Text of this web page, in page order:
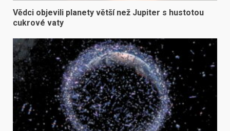
Vědci objevili planety větší než Jupiter s hustotou
cukrové vaty